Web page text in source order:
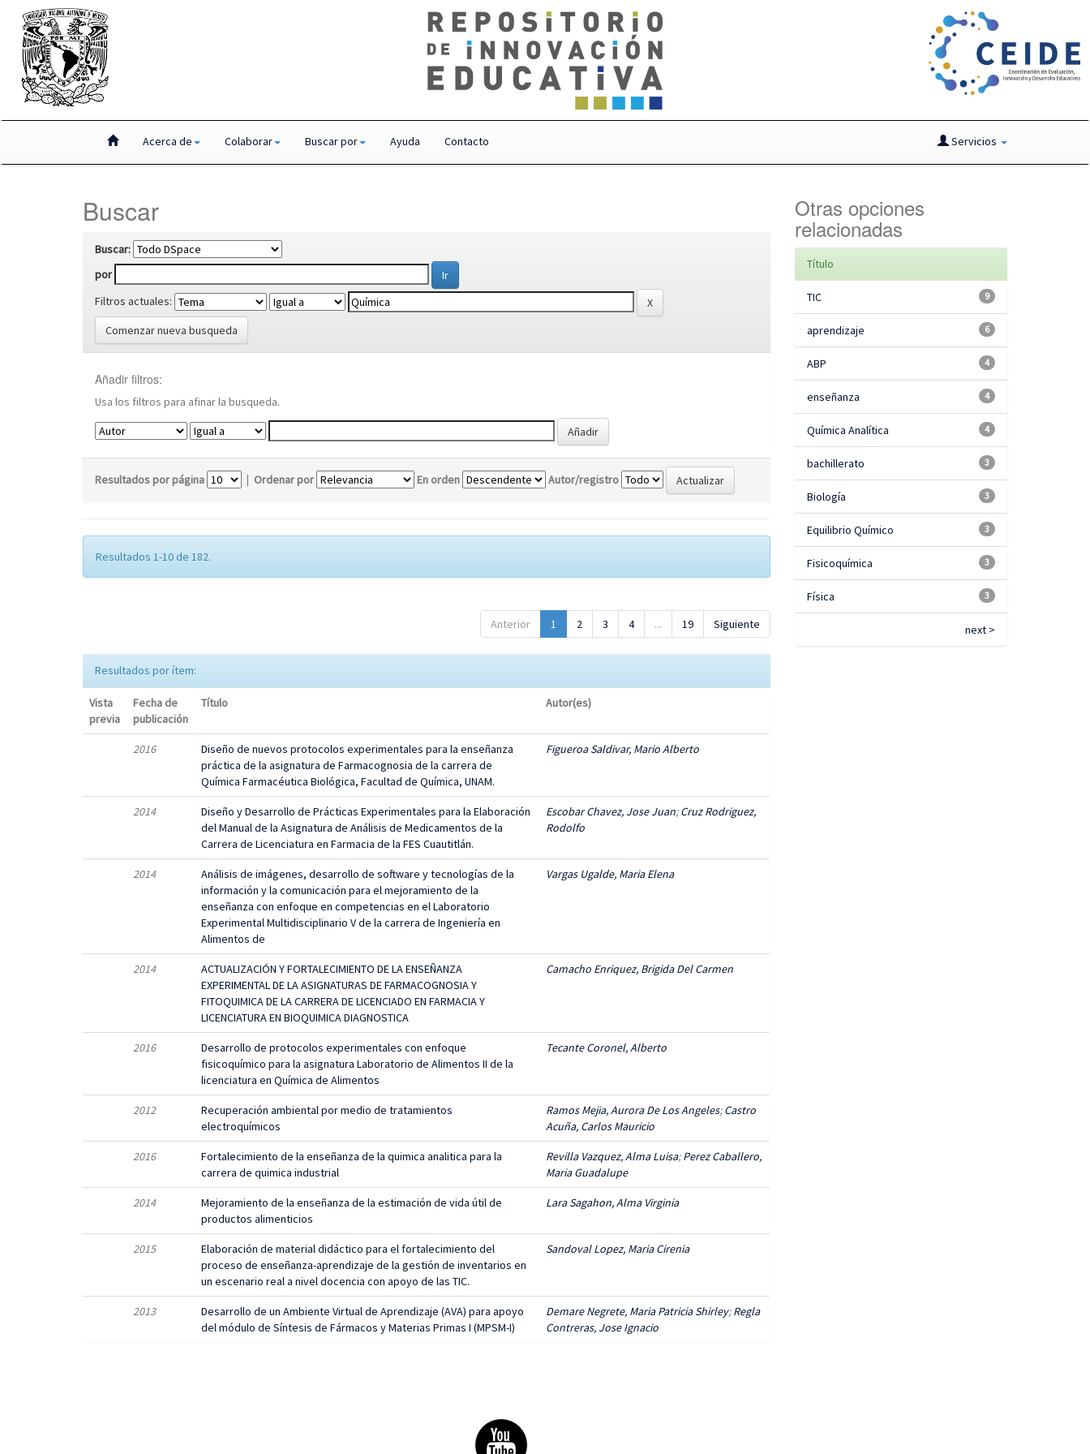
Acerca de Colaborar Buscar por Ayuda Contacto Servicios
Buscar
Buscar:
por
Filtros actuales:
Comenzar nueva busqueda
Añadir filtros:
Usa los filtros para afinar la busqueda.
Resultados por página | Ordenar por En orden Autor/registro
Resultados 1-10 de 182.
Anterior 1 2 3 4 ... 19 Siguiente
Resultados por ítem:
Vista
previa
Fecha de
publicación
Título Autor(es)
2016
Diseño de nuevos protocolos experimentales para la enseñanza
práctica de la asignatura de Farmacognosia de la carrera de
Química Farmacéutica Biológica, Facultad de Química, UNAM.
Figueroa Saldivar, Mario Alberto
2014
Diseño y Desarrollo de Prácticas Experimentales para la Elaboración
del Manual de la Asignatura de Análisis de Medicamentos de la
Carrera de Licenciatura en Farmacia de la FES Cuautitlán.
Escobar Chavez, Jose Juan;Cruz Rodriguez,
Rodolfo
2014
Análisis de imágenes, desarrollo de software y tecnologías de la
información y la comunicación para el mejoramiento de la
enseñanza con enfoque en competencias en el Laboratorio
Experimental Multidisciplinario V de la carrera de Ingeniería en
Alimentos de
Vargas Ugalde, Maria Elena
2014
ACTUALIZACIÓN Y FORTALECIMIENTO DE LA ENSEÑANZA
EXPERIMENTAL DE LA ASIGNATURAS DE FARMACOGNOSIA Y
FITOQUIMICA DE LA CARRERA DE LICENCIADO EN FARMACIA Y
LICENCIATURA EN BIOQUIMICA DIAGNOSTICA
Camacho Enriquez, Brigida Del Carmen
2016
Desarrollo de protocolos experimentales con enfoque
fisicoquímico para la asignatura Laboratorio de Alimentos II de la
licenciatura en Química de Alimentos
Tecante Coronel, Alberto
2012
Recuperación ambiental por medio de tratamientos
electroquímicos
Ramos Mejia, Aurora De Los Angeles;Castro
Acuña, Carlos Mauricio
2016
Fortalecimiento de la enseñanza de la quimica analitica para la
carrera de quimica industrial
Revilla Vazquez, Alma Luisa;Perez Caballero,
Maria Guadalupe
2014
Mejoramiento de la enseñanza de la estimación de vida útil de
productos alimenticios
Lara Sagahon, Alma Virginia
2015
Elaboración de material didáctico para el fortalecimiento del
proceso de enseñanza-aprendizaje de la gestión de inventarios en
un escenario real a nivel docencia con apoyo de las TIC.
Sandoval Lopez, Maria Cirenia
2013
Desarrollo de un Ambiente Virtual de Aprendizaje (AVA) para apoyo
del módulo de Síntesis de Fármacos y Materias Primas I (MPSM-I)
Demare Negrete, Maria Patricia Shirley;Regla
Contreras, Jose Ignacio
Otras opciones
relacionadas
Título
9
TIC
6
aprendizaje
4
ABP
4
enseñanza
4
Química Analítica
3
bachillerato
3
Biología
3
Equilibrio Químico
3
Fisicoquímica
3
Física
next >